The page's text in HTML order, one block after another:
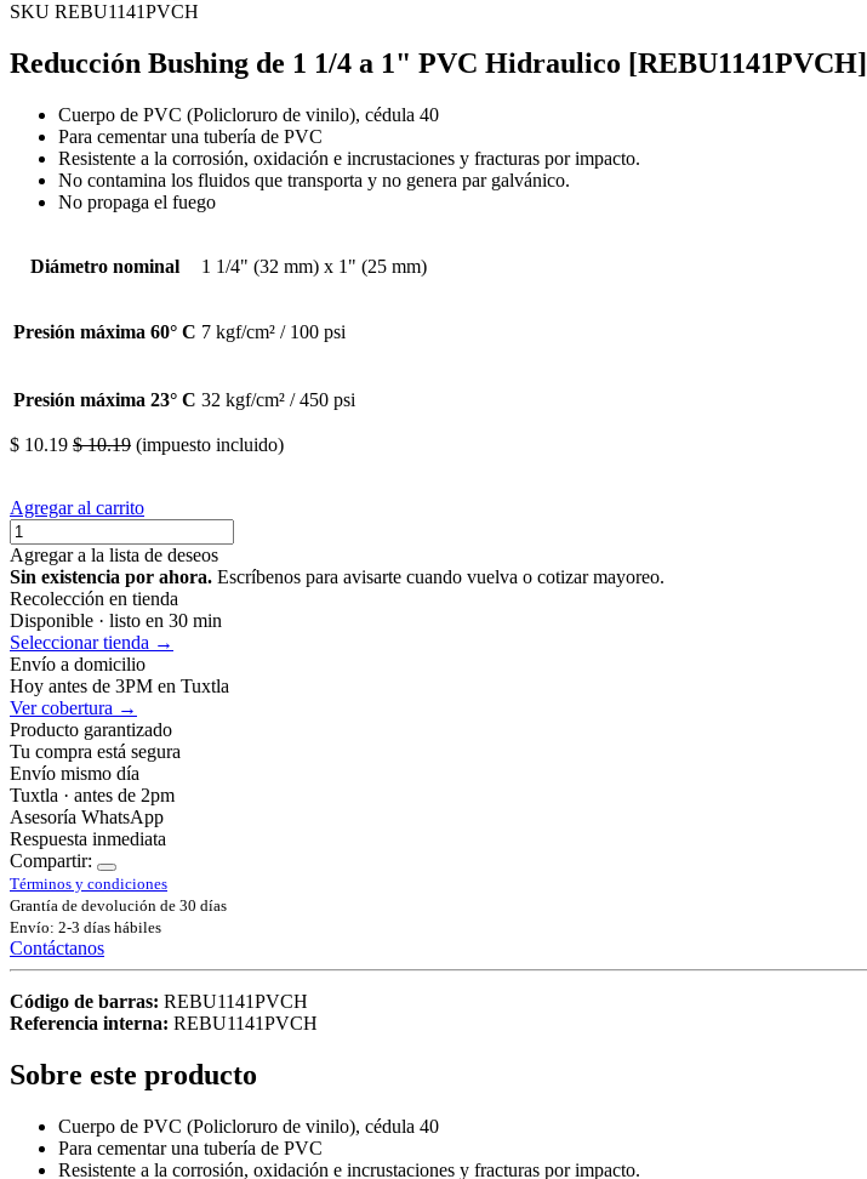
SKU REBU1141PVCH
Reducción Bushing de 1 1/4 a 1" PVC Hidraulico [REBU1141PVCH]
Cuerpo de PVC (Policloruro de vinilo), cédula 40
Para cementar una tubería de PVC
Resistente a la corrosión, oxidación e incrustaciones y fracturas por impacto.
No contamina los fluidos que transporta y no genera par galvánico.
No propaga el fuego
Diámetro nominal 1 1/4" (32 mm) x 1" (25 mm)
Presión máxima 60° C 7 kgf/cm² / 100 psi
Presión máxima 23° C 32 kgf/cm² / 450 psi
$ 10.19 $10.19 (impuesto incluido)
Agregar al carrito
Agregar a la lista de deseos
Sin existencia por ahora. Escríbenos para avisarte cuando vuelva o cotizar mayoreo.
Recolección en tienda
Disponible · listo en 30 min
Seleccionar tienda →
Envío a domicilio
Hoy antes de 3PM en Tuxtla
Ver cobertura →
Producto garantizado
Tu compra está segura
Envío mismo día
Tuxtla · antes de 2pm
Asesoría WhatsApp
Respuesta inmediata
Compartir:
Términos y condiciones
Grantía de devolución de 30 días
Envío: 2-3 días hábiles
Contáctanos
Código de barras: REBU1141PVCH
Referencia interna: REBU1141PVCH
Sobre este producto
Cuerpo de PVC (Policloruro de vinilo), cédula 40
Para cementar una tubería de PVC
Resistente a la corrosión, oxidación e incrustaciones y fracturas por impacto.